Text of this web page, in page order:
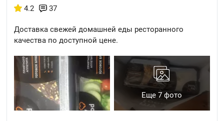
4.2
37
Доставка свежей домашней еды ресторанного
качества по доступной цене.
Еще 7 фото